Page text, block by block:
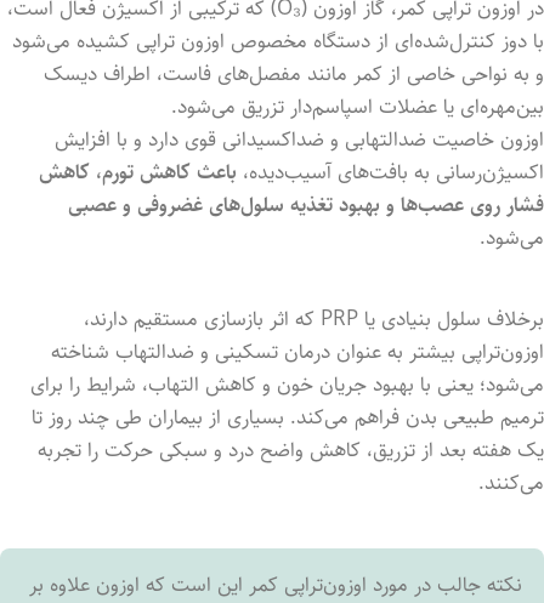
در اوزون تراپی کمر، گاز اوزون (O₃) که ترکیبی از اکسیژن فعال است،
با دوز کنترل‌شده‌ای از دستگاه مخصوص اوزون تراپی کشیده می‌شود
و به نواحی خاصی از کمر مانند مفصل‌های فاست، اطراف دیسک
بین‌مهره‌ای یا عضلات اسپاسم‌دار تزریق می‌شود.
اوزون خاصیت ضدالتهابی و ضد‌اکسیدانی قوی دارد و با افزایش
اکسیژن‌رسانی به بافت‌های آسیب‌دیده، باعث کاهش تورم، کاهش
فشار روی عصب‌ها و بهبود تغذیه سلول‌های غضروفی و عصبی
می‌شود.
برخلاف سلول بنیادی یا PRP که اثر بازسازی مستقیم دارند،
اوزون‌تراپی بیشتر به عنوان درمان تسکینی و ضدالتهاب شناخته
می‌شود؛ یعنی با بهبود جریان خون و کاهش التهاب، شرایط را برای
ترمیم طبیعی بدن فراهم می‌کند. بسیاری از بیماران طی چند روز تا
یک هفته بعد از تزریق، کاهش واضح درد و سبکی حرکت را تجربه
می‌کنند.
نکته جالب در مورد اوزون‌تراپی کمر این است که اوزون علاوه بر